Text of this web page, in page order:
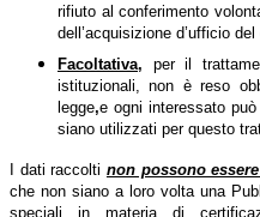
rifiuto al conferimento
dell’acquisizione d’ufficio del
Facoltativa, per il
istituzionali, non è reso
legge,e ogni interessato
siano utilizzati per questo
I dati raccolti non possono
che non siano a loro volta una
speciali in materia di